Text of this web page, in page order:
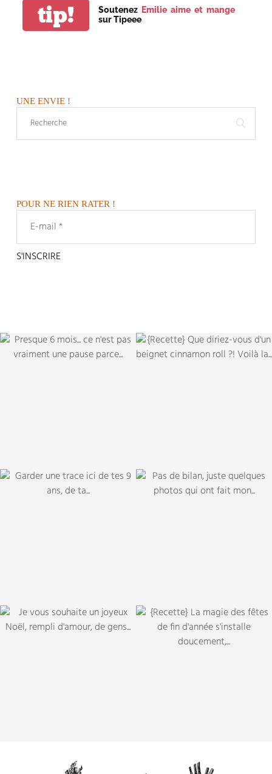
tip! Soutenez Emilie aime et mange
sur Tipeee
UNE ENVIE !
POUR NE RIEN RATER !